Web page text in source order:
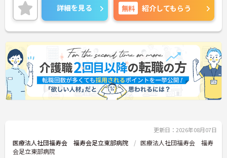
に詳細をお話いたしますので、お気軽にご相談くだ
さい。
詳細を見る 無料 紹介してもらう
更新日：2026年08月07日
医療法人社団福寿会 福寿会足立東部病院
医療法人社団福寿会 福寿
会足立東部病院